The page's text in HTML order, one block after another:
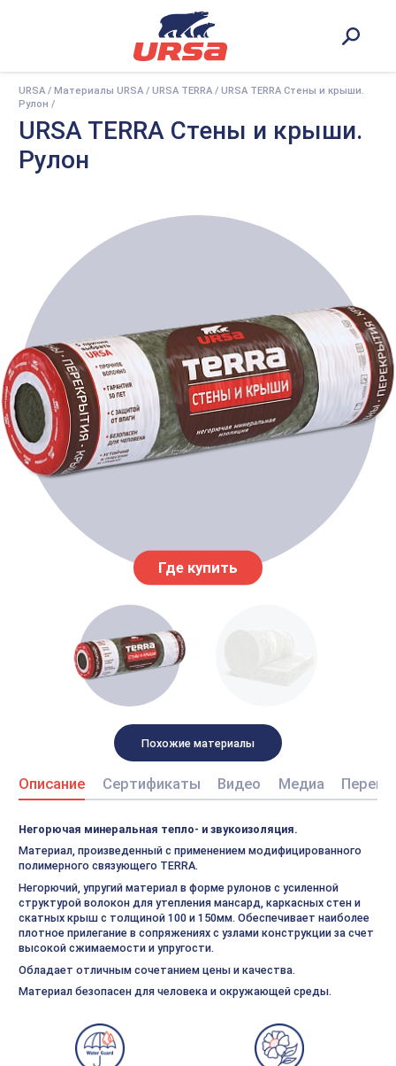
URSA / Материалы URSA / URSA TERRA / URSA TERRA Стены и крыши.
Рулон /
URSA TERRA Стены и крыши.
Рулон
Где купить
Похожие материалы
Описание Сертификаты Видео Медиа
Негорючая минеральная тепло- и звукоизоляция.
Материал, произведенный с применением модифицированного
полимерного связующего TERRA.
Негорючий, упругий материал в форме рулонов с усиленной
структурой волокон для утепления мансард, каркасных стен и
скатных крыш с толщиной 100 и 150мм. Обеспечивает наиболее
плотное прилегание в сопряжениях с узлами конструкции за счет
высокой сжимаемости и упругости.
Обладает отличным сочетанием цены и качества.
Материал безопасен для человека и окружающей среды.